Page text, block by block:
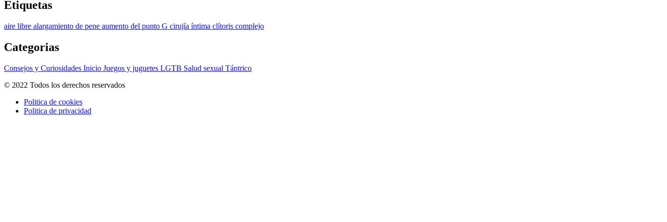
Etiquetas
aire libre alargamiento de pene aumento del punto G cirujía íntima clítoris complejo
Categorias
Consejos y Curiosidades Inicio Juegos y juguetes LGTB Salud sexual Tántrico
© 2022 Todos los derechos reservados
Politica de cookies
Politica de privacidad